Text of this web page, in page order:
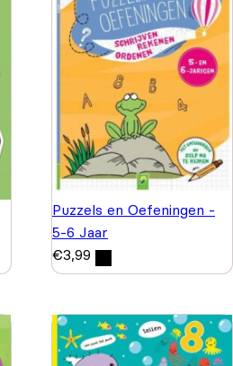
Puzzels en Oefeningen -
5-6 Jaar
€3,99